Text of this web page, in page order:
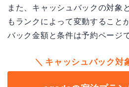
また、キャッシュバックの対象
もランクによって変動すること
バック金額と条件は予約ページ
キャッシュバック対